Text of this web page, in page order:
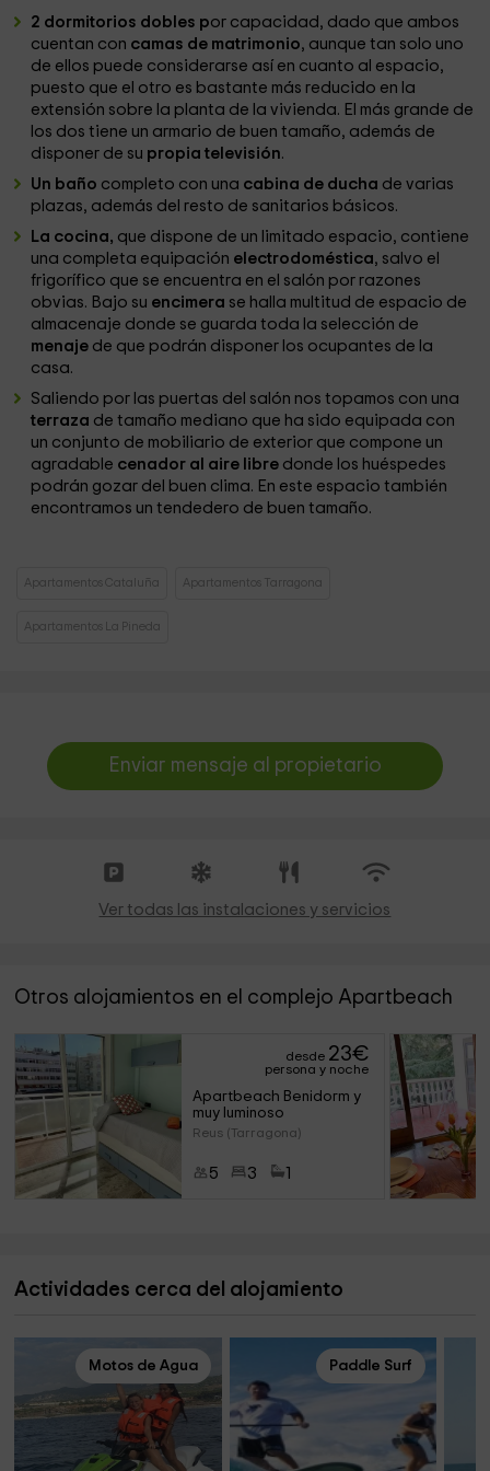
2 dormitorios dobles por capacidad, dado que ambos
cuentan con camas de matrimonio, aunque tan solo uno
de ellos puede considerarse así en cuanto al espacio,
puesto que el otro es bastante más reducido en la
extensión sobre la planta de la vivienda. El más grande de
los dos tiene un armario de buen tamaño, además de
disponer de su propia televisión.
Un baño completo con una cabina de ducha de varias
plazas, además del resto de sanitarios básicos.
La cocina, que dispone de un limitado espacio, contiene
una completa equipación electrodoméstica, salvo el
frigorífico que se encuentra en el salón por razones
obvias. Bajo su encimera se halla multitud de espacio de
almacenaje donde se guarda toda la selección de
menaje de que podrán disponer los ocupantes de la
casa.
Saliendo por las puertas del salón nos topamos con una
terraza de tamaño mediano que ha sido equipada con
un conjunto de mobiliario de exterior que compone un
agradable cenador al aire libre donde los huéspedes
podrán gozar del buen clima. En este espacio también
encontramos un tendedero de buen tamaño.
Apartamentos Cataluña Apartamentos Tarragona
Apartamentos La Pineda
Enviar mensaje al propietario
Ver todas las instalaciones y servicios
Otros alojamientos en el complejo Apartbeach
desde 23€
persona y noche
Apartbeach Benidorm y
muy luminoso
Reus (Tarragona)
5 3
Actividades cerca del alojamiento
Motos de Agua Paddle Surf